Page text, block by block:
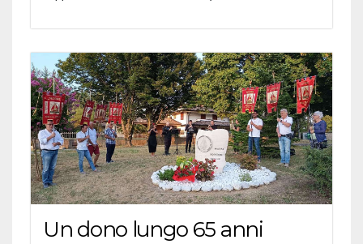
Un dono lungo 65 anni